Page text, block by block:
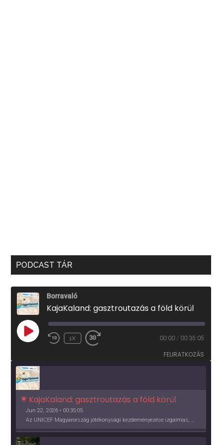
PODCAST TÁR
Borravaló
KajaKaland: gasztroutazás a föld körül
PLAY
EPISODE
1X 00:00 / 00:35:05
FELIRATKOZÁS
KajaKaland: gasztroutazás a föld körül
Jun 22, 2026 • 00:35:05
Az UNICEF Magyarország jótékonysági kezdeményezése izgalmas, egész éves világkörüli ízutazásra hív, igazi családi program és gasztroedukáció, illetve segítség a rászorulóknak is egyben.